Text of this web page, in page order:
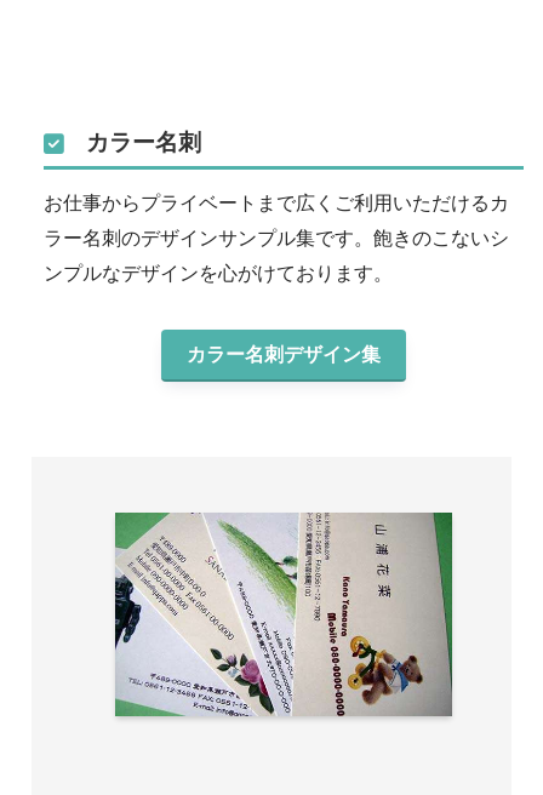
カラー名刺
お仕事からプライベートまで広くご利用いただけるカ
ラー名刺のデザインサンプル集です。飽きのこないシ
ンプルなデザインを心がけております。
カラー名刺デザイン集